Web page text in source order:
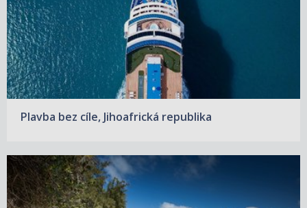
Plavba bez cíle, Jihoafrická republika